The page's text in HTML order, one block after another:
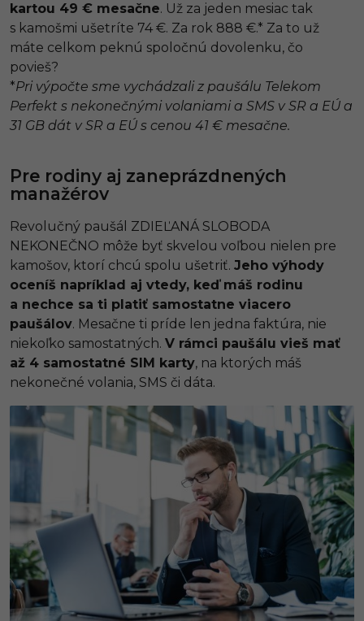
kartou 49 € mesačne. Už za jeden mesiac tak
s kamošmi ušetríte 74 €. Za rok 888 €.* Za to už
máte celkom peknú spoločnú dovolenku, čo
povieš?
*Pri výpočte sme vychádzali z paušálu Telekom
Perfekt s nekonečnými volaniami a SMS v SR a EÚ a
31 GB dát v SR a EÚ s cenou 41 € mesačne.
Pre rodiny aj zaneprázdnených
manažérov
Revolučný paušál ZDIEĽANÁ SLOBODA
NEKONEČNO môže byť skvelou voľbou nielen pre
kamošov, ktorí chcú spolu ušetriť. Jeho výhody
oceníš napríklad aj vtedy, keď máš rodinu
a nechce sa ti platiť samostatne viacero
paušálov. Mesačne ti príde len jedna faktúra, nie
niekoľko samostatných. V rámci paušálu vieš mať
až 4 samostatné SIM karty, na ktorých máš
nekonečné volania, SMS či dáta.